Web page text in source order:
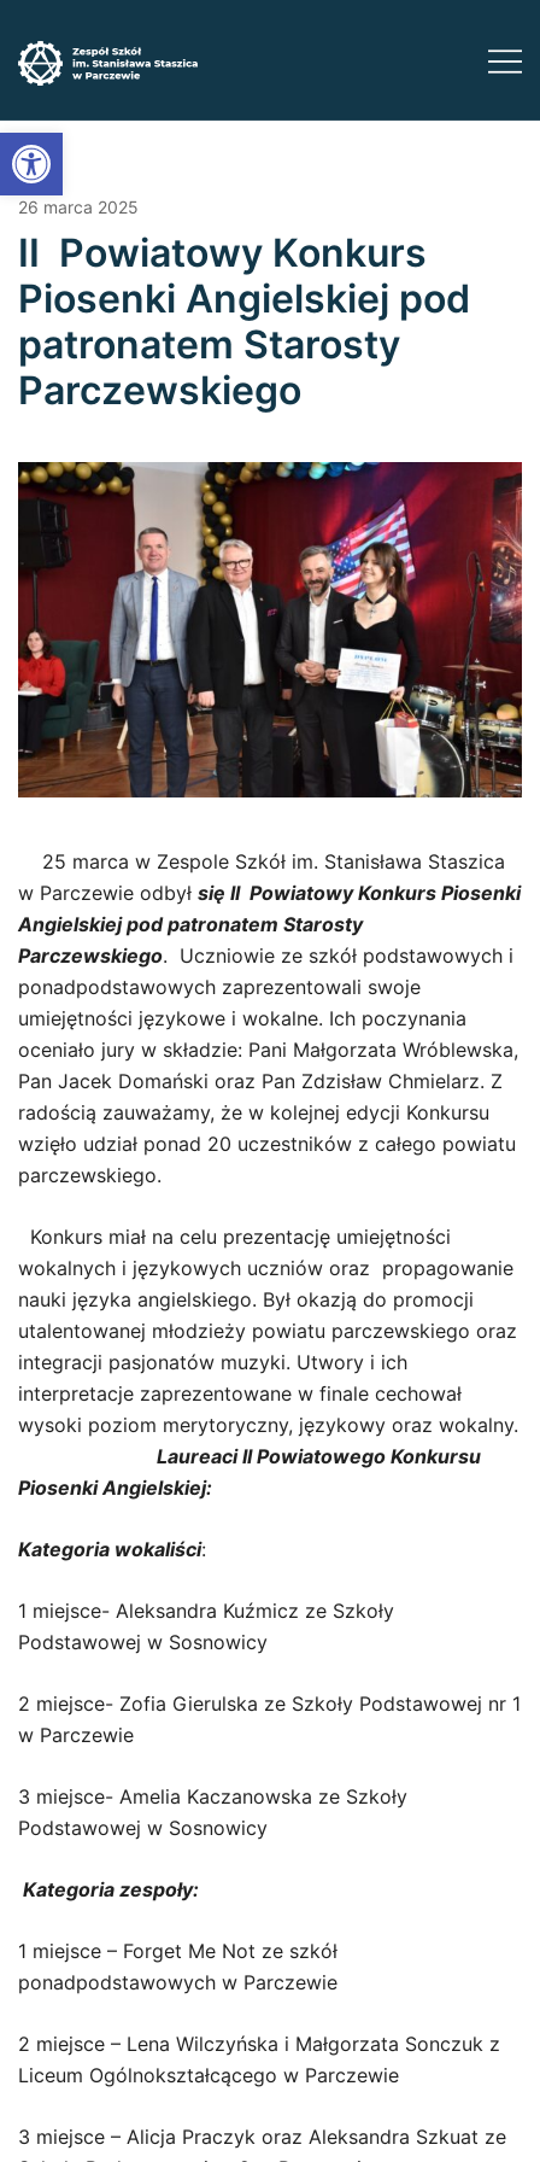
Open toolbar
do
treści
26 marca 2025
II Powiatowy Konkurs
Piosenki Angielskiej pod
patronatem Starosty
Parczewskiego
25 marca w Zespole Szkół im. Stanisława Staszica
w Parczewie odbył się II Powiatowy Konkurs Piosenki
Angielskiej pod patronatem Starosty
Parczewskiego. Uczniowie ze szkół podstawowych i
ponadpodstawowych zaprezentowali swoje
umiejętności językowe i wokalne. Ich poczynania
oceniało jury w składzie: Pani Małgorzata Wróblewska,
Pan Jacek Domański oraz Pan Zdzisław Chmielarz. Z
radością zauważamy, że w kolejnej edycji Konkursu
wzięło udział ponad 20 uczestników z całego powiatu
parczewskiego.
Konkurs miał na celu prezentację umiejętności
wokalnych i językowych uczniów oraz propagowanie
nauki języka angielskiego. Był okazją do promocji
utalentowanej młodzieży powiatu parczewskiego oraz
integracji pasjonatów muzyki. Utwory i ich
interpretacje zaprezentowane w finale cechował
wysoki poziom merytoryczny, językowy oraz wokalny.
Laureaci II Powiatowego Konkursu
Piosenki Angielskiej:
Kategoria wokaliści:
1 miejsce- Aleksandra Kuźmicz ze Szkoły
Podstawowej w Sosnowicy
2 miejsce- Zofia Gierulska ze Szkoły Podstawowej nr 1
w Parczewie
3 miejsce- Amelia Kaczanowska ze Szkoły
Podstawowej w Sosnowicy
Kategoria zespoły:
1 miejsce – Forget Me Not ze szkół
ponadpodstawowych w Parczewie
2 miejsce – Lena Wilczyńska i Małgorzata Sonczuk z
Liceum Ogólnokształcącego w Parczewie
3 miejsce – Alicja Praczyk oraz Aleksandra Szkuat ze